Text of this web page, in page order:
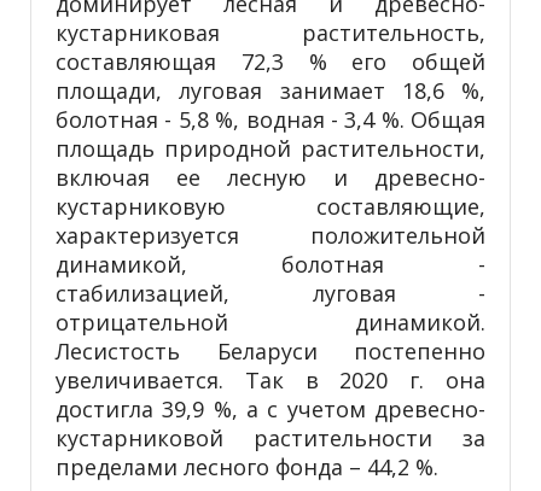
кустарниковая растительность,
составляющая 72,3 % его общей
площади, луговая занимает 18,6 %,
болотная - 5,8 %, водная - 3,4 %. Общая
площадь природной растительности,
включая ее лесную и древесно-
кустарниковую составляющие,
характеризуется положительной
динамикой, болотная -
стабилизацией, луговая -
отрицательной динамикой.
Лесистость Беларуси постепенно
увеличивается. Так в 2020 г. она
достигла 39,9 %, а с учетом древесно-
кустарниковой растительности за
пределами лесного фонда – 44,2 %.